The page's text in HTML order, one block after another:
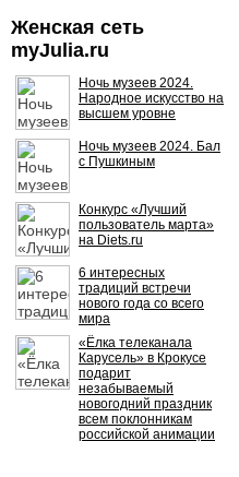
Женская сеть
myJulia.ru
Ночь музеев 2024.
Народное искусство на
высшем уровне
Ночь музеев 2024. Бал
с Пушкиным
Конкурс «Лучший
пользователь марта»
на Diets.ru
6 интересных
традиций встречи
нового года со всего
мира
«Ёлка телеканала
Карусель» в Крокусе
подарит
незабываемый
новогодний праздник
всем поклонникам
российской анимации